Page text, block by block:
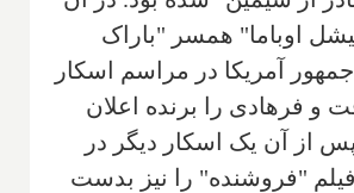
اوباما" همسر "باراک
جمهور آمریکا در مراسم اسکار
و فرهادی را برنده اعلان
از آن یک اسکار دیگر در
۲۰۱۶ با فیلم "فروشنده" را نیز بدست